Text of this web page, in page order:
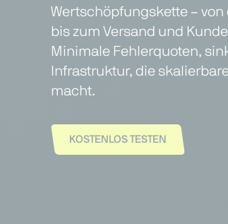
Wertschöpfungskette –
bis zum Versand und
Minimale Fehlerquoten,
Infrastruktur, die
macht.
KOSTENLOS TESTEN